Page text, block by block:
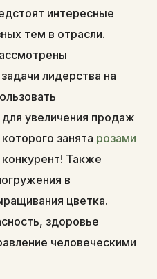
интересные
тем в отрасли.
лидерства на
увеличения продаж
занята розами
Также
в
цветка.
здоровье
человеческими